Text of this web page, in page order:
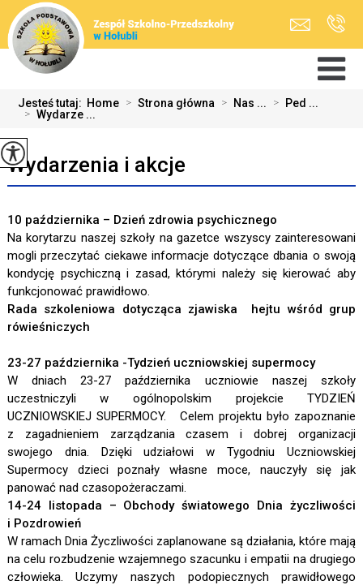
Jesteś tutaj: Home > Strona główna > Nas ... > Ped ...
> Wydarze ...
Wydarzenia i akcje
10 października – Dzień zdrowia psychicznego
Na korytarzu naszej szkoły na gazetce wszyscy zainteresowani
mogli przeczytać ciekawe informacje dotyczące dbania o swoją
kondycję psychiczną i zasad, którymi należy się kierować aby
funkcjonować prawidłowo.
Rada szkoleniowa dotycząca zjawiska hejtu wśród grup
rówieśniczych
23-27 października -Tydzień uczniowskiej supermocy
W dniach 23-27 października uczniowie naszej szkoły
uczestniczyli w ogólnopolskim projekcie TYDZIEŃ
UCZNIOWSKIEJ SUPERMOCY. Celem projektu było zapoznanie
z zagadnieniem zarządzania czasem i dobrej organizacji
swojego dnia. Dzięki udziałowi w Tygodniu Uczniowskiej
Supermocy dzieci poznały własne moce, nauczyły się jak
panować nad czasopożeraczami.
14-24 listopada – Obchody światowego Dnia życzliwości
i Pozdrowień
W ramach Dnia Życzliwości zaplanowane są działania, które mają
na celu rozbudzenie wzajemnego szacunku i empatii na drugiego
człowieka. Uczymy naszych podopiecznych prawidłowego